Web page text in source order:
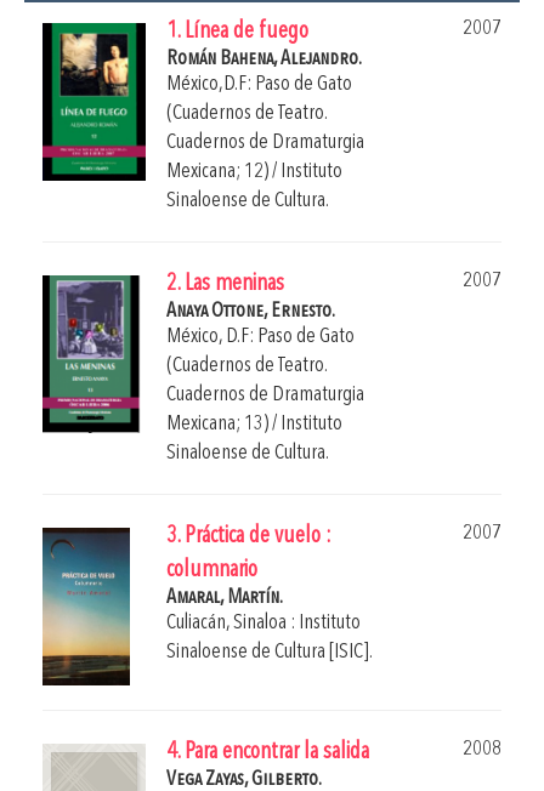
1. Línea de fuego
2007
Román Bahena, Alejandro.
México,D.F: Paso de Gato
(Cuadernos de Teatro.
Cuadernos de Dramaturgia
Mexicana; 12) / Instituto
Sinaloense de Cultura.
2. Las meninas
2007
Anaya Ottone, Ernesto.
México, D.F: Paso de Gato
(Cuadernos de Teatro.
Cuadernos de Dramaturgia
Mexicana; 13) / Instituto
Sinaloense de Cultura.
3. Práctica de vuelo :
columnario
2007
Amaral, Martín.
Culiacán, Sinaloa : Instituto
Sinaloense de Cultura [ISIC].
4. Para encontrar la salida
2008
Vega Zayas, Gilberto.